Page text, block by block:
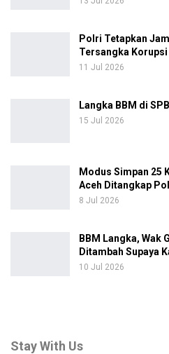
Polri Tetapkan
Tersangka Korupsi
11 Jul 2026
Langka BBM di
15 Jul 2026
Modus Simpan 25
Aceh Ditangkap
8 Jul 2026
BBM Langka, Wak
Ditambah Supaya
10 Jul 2026
Stay With Us